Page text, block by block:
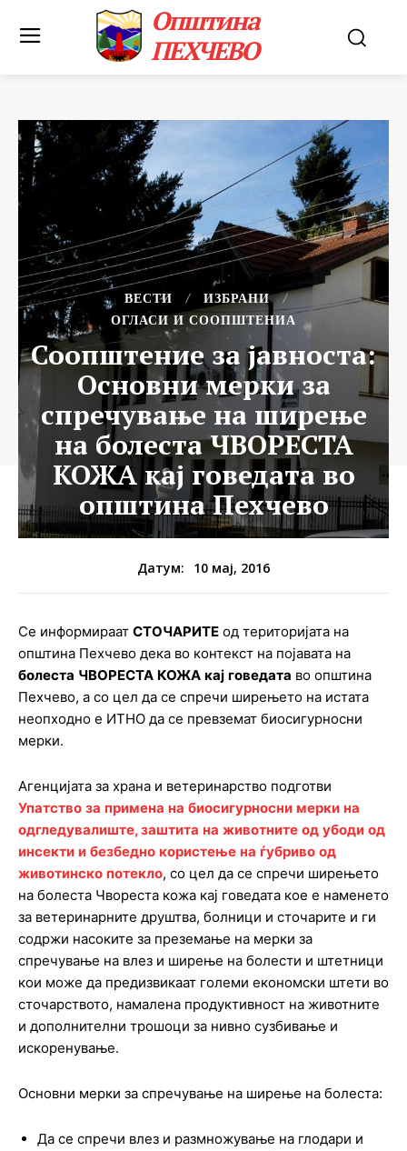
Општина
ПЕХЧЕВО
ВЕСТИ
ИЗБРАНИ
ОГЛАСИ И СООПШТЕНИА
Соопштение за јавноста:
Основни мерки за
спречување на ширење
на болеста ЧВОРЕСТА
КОЖА кај говедата во
општина Пехчево
Датум: 10 мај, 2016
Се информираат СТОЧАРИТЕ од територијата на
општина Пехчево дека во контекст на појавата на
болеста ЧВОРЕСТА КОЖА кај говедата во општина
Пехчево, а со цел да се спречи ширењето на истата
неопходно е ИТНО да се превземат биосигурносни
мерки.
Агенцијата за храна и ветеринарство подготви
Упатство за примена на биосигурносни мерки на
одгледувалиште,заштита на животните од убоди од
инсекти и безбедно користење на ѓубриво од
животинско потекло, со цел да се спречи ширењето
на болеста Чвореста кожа кај говедата кое е наменето
за ветеринарните друштва, болници и сточарите и ги
содржи насоките за преземање на мерки за
спречување на влез и ширење на болести и штетници
кои може да предизвикаат големи економски штети во
сточарството, намалена продуктивност на животните
и дополнителни трошоци за нивно сузбивање и
искоренување.
Основни мерки за спречување на ширење на болеста:
Да се спречи влез и размножување на глодари и